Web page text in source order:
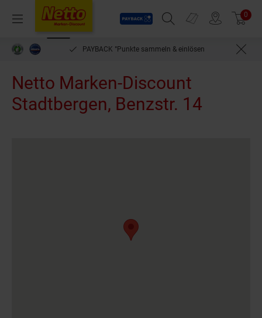
Menü
Payback
Suchfeld einblenden
Prospekte 0
PAYBACK °Punkte sammeln & einlösen
Netto Marken-Discount
Stadtbergen, Benzstr. 14